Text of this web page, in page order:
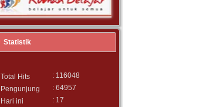
Statistik
Total Hits
: 116048
Pengunjung
: 64957
Hari ini
: 17